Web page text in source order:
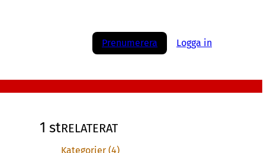
Prenumerera Logga in
1 stRELATERAT
Kategorier (4)